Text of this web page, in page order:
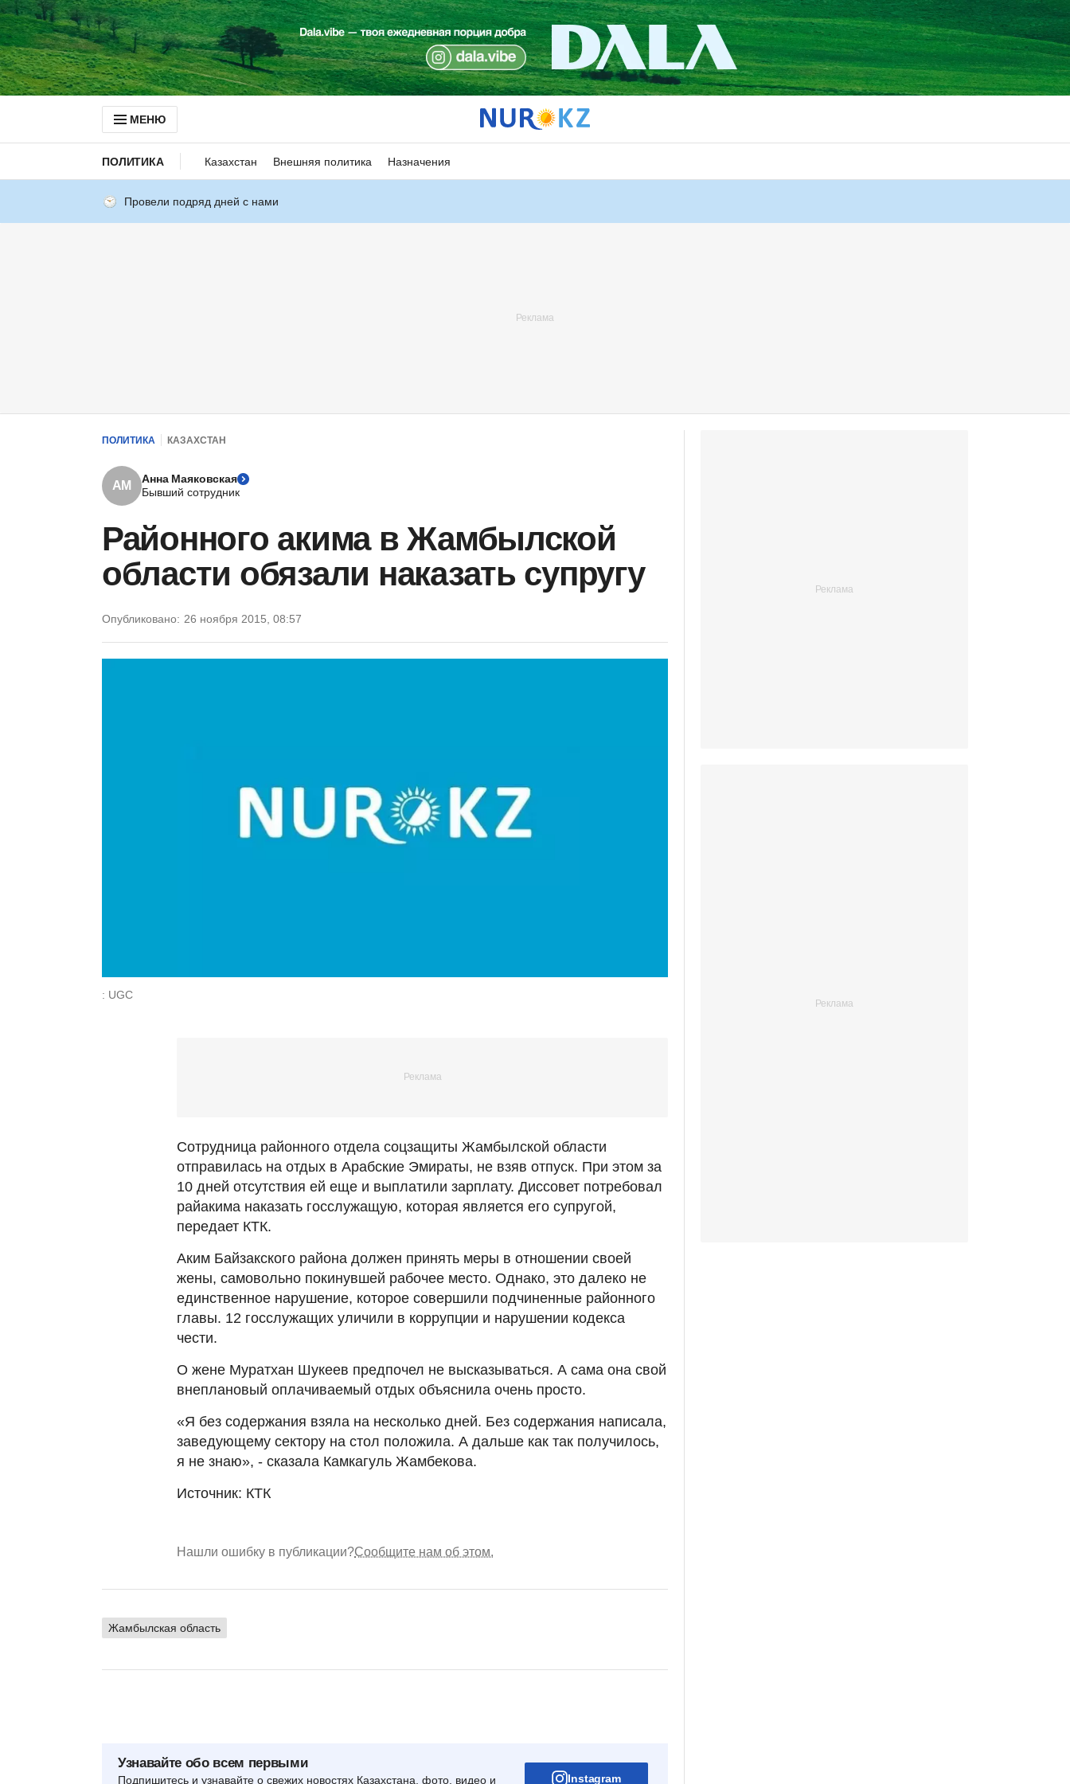
МЕНЮ
ПОЛИТИКА Казахстан Внешняя политика Назначения
Провели подряд дней с нами
ПОЛИТИКА КАЗАХСТАН
АМ
Анна Маяковская
Бывший сотрудник
Районного акима в Жамбылской
области обязали наказать супругу
Опубликовано: 26 ноября 2015, 08:57
: UGC
Сотрудница районного отдела соцзащиты Жамбылской области
отправилась на отдых в Арабские Эмираты, не взяв отпуск. При этом за
10 дней отсутствия ей еще и выплатили зарплату. Диссовет потребовал
райакима наказать госслужащую, которая является его супругой,
передает КТК.
Аким Байзакского района должен принять меры в отношении своей
жены, самовольно покинувшей рабочее место. Однако, это далеко не
единственное нарушение, которое совершили подчиненные районного
главы. 12 госслужащих уличили в коррупции и нарушении кодекса
чести.
О жене Муратхан Шукеев предпочел не высказываться. А сама она свой
внеплановый оплачиваемый отдых объяснила очень просто.
«Я без содержания взяла на несколько дней. Без содержания написала,
заведующему сектору на стол положила. А дальше как так получилось,
я не знаю», - сказала Камкагуль Жамбекова.
Источник: КТК
Нашли ошибку в публикации?Сообщите нам об этом.
Жамбылская область
Узнавайте обо всем первыми
Подпишитесь и узнавайте о свежих новостях Казахстана, фото, видео и Instagram